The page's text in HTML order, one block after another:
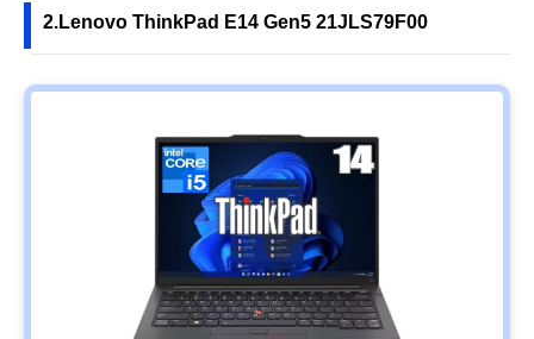
2.Lenovo ThinkPad E14 Gen5 21JLS79F00